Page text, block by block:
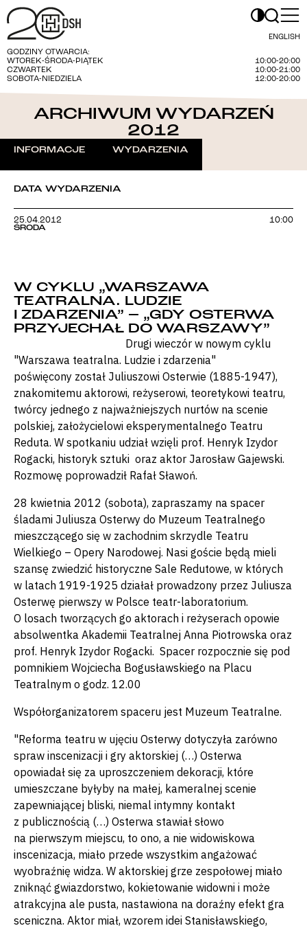
ENGLISH
GODZINY OTWARCIA:
WTOREK-ŚRODA-PIĄTEK
10:00-20:00
CZWARTEK
10:00-21:00
SOBOTA-NIEDZIELA
12:00-20:00
ARCHIWUM WYDARZEŃ
2012
INFORMACJE WYDARZENIA
DATA WYDARZENIA
25.04.2012
ŚRODA
10:00
W CYKLU „WARSZAWA
TEATRALNA. LUDZIE
I ZDARZENIA” – „GDY OSTERWA
PRZYJECHAŁ DO WARSZAWY”
Drugi wieczór w nowym cyklu
"Warszawa teatralna. Ludzie i zdarzenia"
poświęcony został Juliuszowi Osterwie (1885-1947),
znakomitemu aktorowi, reżyserowi, teoretykowi teatru,
twórcy jednego z najważniejszych nurtów na scenie
polskiej, założycielowi eksperymentalnego Teatru
Reduta. W spotkaniu udział wzięli prof. Henryk Izydor
Rogacki, historyk sztuki oraz aktor Jarosław Gajewski.
Rozmowę poprowadził Rafał Sławoń.
28 kwietnia 2012 (sobota), zapraszamy na spacer
śladami Juliusza Osterwy do Muzeum Teatralnego
mieszczącego się w zachodnim skrzydle Teatru
Wielkiego – Opery Narodowej. Nasi goście będą mieli
szansę zwiedzić historyczne Sale Redutowe, w których
w latach 1919-1925 działał prowadzony przez Juliusza
Osterwę pierwszy w Polsce teatr-laboratorium.
O losach tworzących go aktorach i reżyserach opowie
absolwentka Akademii Teatralnej Anna Piotrowska oraz
prof. Henryk Izydor Rogacki. Spacer rozpocznie się pod
pomnikiem Wojciecha Bogusławskiego na Placu
Teatralnym o godz. 12.00
Współorganizatorem spaceru jest Muzeum Teatralne.
"Reforma teatru w ujęciu Osterwy dotyczyła zarówno
spraw inscenizacji i gry aktorskiej (…) Osterwa
opowiadał się za uproszczeniem dekoracji, które
umieszczane byłyby na małej, kameralnej scenie
zapewniającej bliski, niemal intymny kontakt
z publicznością (…) Osterwa stawiał słowo
na pierwszym miejscu, to ono, a nie widowiskowa
inscenizacja, miało przede wszystkim angażować
wyobraźnię widza. W aktorskiej grze zespołowej miało
zniknąć gwiazdorstwo, kokietowanie widowni i może
atrakcyjna ale pusta, nastawiona na doraźny efekt gra
sceniczna. Aktor miał, wzorem idei Stanisławskiego,